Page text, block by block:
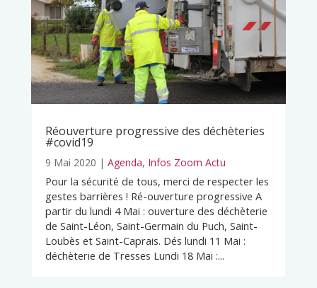
Réouverture progressive des déchèteries
#covid19
9 Mai 2020 | Agenda, Infos Zoom Actu
Pour la sécurité de tous, merci de respecter les
gestes barrières ! Ré-ouverture progressive A
partir du lundi 4 Mai : ouverture des déchèterie
de Saint-Léon, Saint-Germain du Puch, Saint-
Loubès et Saint-Caprais. Dés lundi 11 Mai :
déchèterie de Tresses Lundi 18 Mai :...